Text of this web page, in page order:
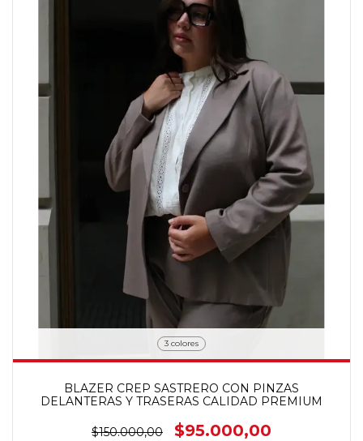
3 colores
BLAZER CREP SASTRERO CON PINZAS
DELANTERAS Y TRASERAS CALIDAD PREMIUM
$150.000,00 $95.000,00